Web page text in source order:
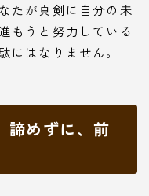
たが真剣に自分の未
もうと努力している
にはなりません。
諦めずに、前